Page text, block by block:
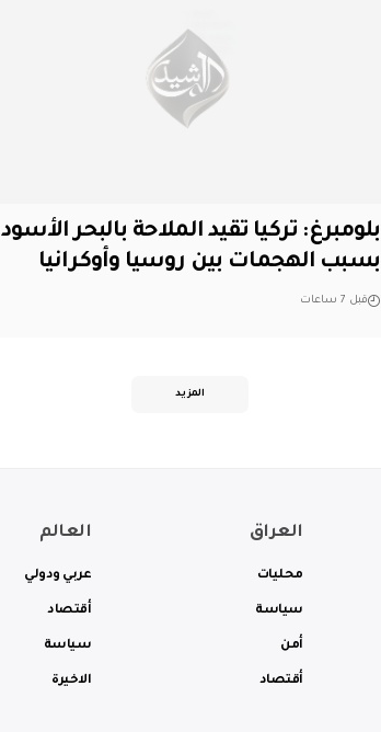
بلومبرغ: تركيا تقيد الملاحة بالبحر الأسود
بسبب الهجمات بين روسيا وأوكرانيا
قبل 7 ساعات
المزيد
العراق
محليات
سياسة
أمن
أقتصاد
العالم
عربي ودولي
أقتصاد
سياسة
الاخيرة